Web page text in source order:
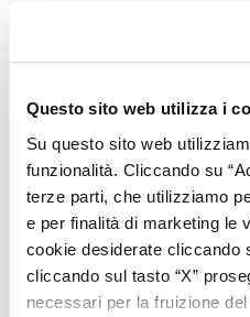
Questo sito web utilizza i
Su questo sito web
funzionalità. Cliccando su
terze parti, che utilizziamo
e per finalità di marketing le
cookie desiderate cliccando
cliccando sul tasto “X”
necessari per la fruizione
alla fine
di pranzare in
degustazione al
LEGGI ›